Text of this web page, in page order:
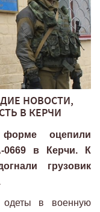
НОВОСТИ,
В КЕРЧИ
оцепили
0669 в Керчи. К
грузовик
одеты в военную